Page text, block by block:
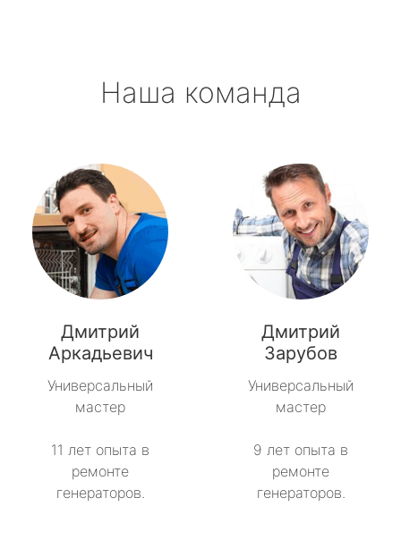
Наша команда
Дмитрий
Аркадьевич
Универсальный
мастер
11 лет опыта в
ремонте
генераторов.
Дмитрий
Зарубов
Универсальный
мастер
9 лет опыта в
ремонте
генераторов.